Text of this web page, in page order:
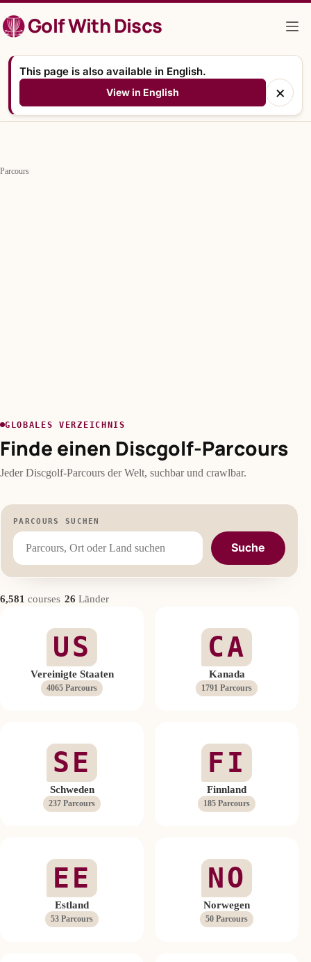
Inhalt
springenGolf With Discs
This page is also available in English.
View in English ×
Parcours
GLOBALES VERZEICHNIS
Finde einen Discgolf-Parcours
Jeder Discgolf-Parcours der Welt, suchbar und crawlbar.
PARCOURS SUCHEN
Suche
6,581 courses 26 Länder
US
Vereinigte Staaten
4065 Parcours
CA
Kanada
1791 Parcours
SE
Schweden
237 Parcours
FI
Finnland
185 Parcours
EE
Estland
53 Parcours
NO
Norwegen
50 Parcours